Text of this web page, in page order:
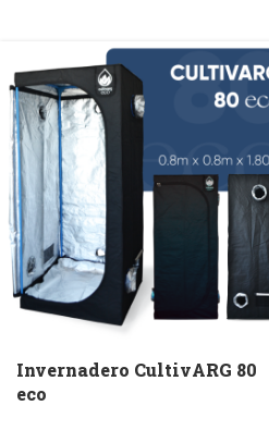
Invernadero CultivARG 80
eco